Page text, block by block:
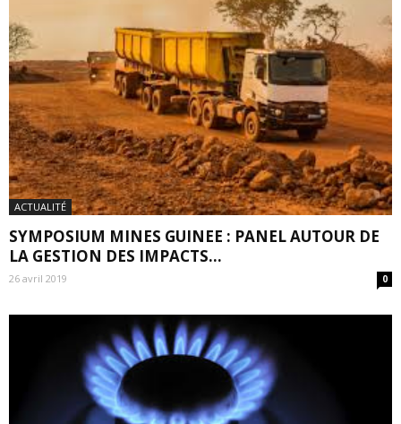
ACTUALITÉ
SYMPOSIUM MINES GUINEE : PANEL AUTOUR DE
LA GESTION DES IMPACTS...
26 avril 2019 0